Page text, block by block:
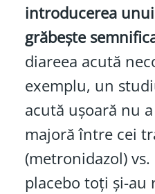
introducerea
grăbește
diareea acută
exemplu, un
acută ușoară nu
majoră între cei
(metronidazol)
placebo toți și-